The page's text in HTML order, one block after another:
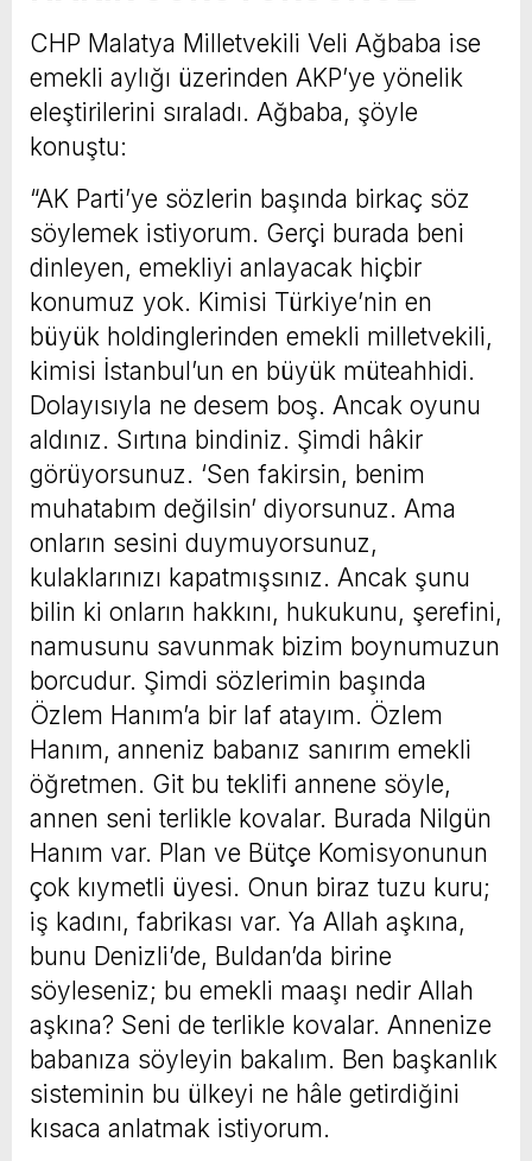
CHP Malatya Milletvekili Veli Ağbaba ise
emekli aylığı üzerinden AKP’ye yönelik
eleştirilerini sıraladı. Ağbaba, şöyle
konuştu:
“AK Parti’ye sözlerin başında birkaç söz
söylemek istiyorum. Gerçi burada beni
dinleyen, emekliyi anlayacak hiçbir
konumuz yok. Kimisi Türkiye’nin en
büyük holdinglerinden emekli milletvekili,
kimisi İstanbul’un en büyük müteahhidi.
Dolayısıyla ne desem boş. Ancak oyunu
aldınız. Sırtına bindiniz. Şimdi hâkir
görüyorsunuz. ‘Sen fakirsin, benim
muhatabım değilsin’ diyorsunuz. Ama
onların sesini duymuyorsunuz,
kulaklarınızı kapatmışsınız. Ancak şunu
bilin ki onların hakkını, hukukunu, şerefini,
namusunu savunmak bizim boynumuzun
borcudur. Şimdi sözlerimin başında
Özlem Hanım’a bir laf atayım. Özlem
Hanım, anneniz babanız sanırım emekli
öğretmen. Git bu teklifi annene söyle,
annen seni terlikle kovalar. Burada Nilgün
Hanım var. Plan ve Bütçe Komisyonunun
çok kıymetli üyesi. Onun biraz tuzu kuru;
iş kadını, fabrikası var. Ya Allah aşkına,
bunu Denizli’de, Buldan’da birine
söyleseniz; bu emekli maaşı nedir Allah
aşkına? Seni de terlikle kovalar. Annenize
babanıza söyleyin bakalım. Ben başkanlık
sisteminin bu ülkeyi ne hâle getirdiğini
kısaca anlatmak istiyorum.